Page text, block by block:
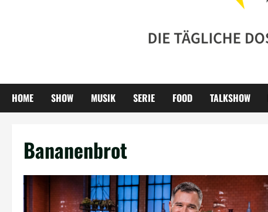
HOME SHOW MUSIK SERIE FOOD TALKSHOW
Bananenbrot